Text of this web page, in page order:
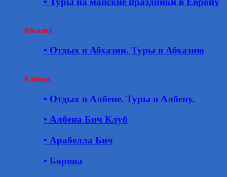
Абхазия
• Отдых в Абхазии. Туры в Абхазию
Албена
• Отдых в Албене. Туры в Албену.
• Албена Бич Клуб
• Арабелла Бич
• Боряна